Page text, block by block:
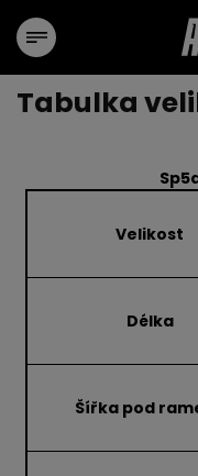
obsah
Tabulka
Velikost
Délka
Šířka pod